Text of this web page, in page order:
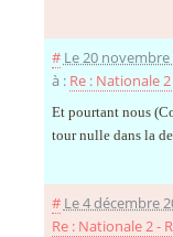
# Le 20 novembre
à : Re : Nationale
Et pourtant nous
tour nulle dans la
# Le 4 décembre
Re : Nationale 2 -